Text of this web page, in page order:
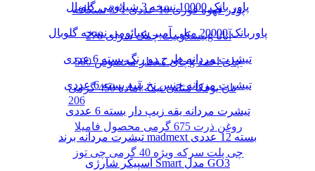
پودر قهوه فوری 10 عددی 1*3 نسکافه
بیسکوییت چمک سرای 276g آناتا
چای معطر مخصوص 500g چای احمد
نان یوفکا مثلثی نیمه آماده 450 گرمی
206
روغن ذرت 675 گرمی محصول فامیلا
چی پلت سرکه ویژه 40 گرمی چی توز
پاور بانک 10000 نسخه 3 شیائومی گلوبال
پاوربانک 20000 میلی آمپر شیائومی نسخه گلوبال
تیشرت مردانه طرح دو رنگ بسته 6 عددی
تیشرت مردانه جنس نخ پنبه بسته 6 عددی
تیشرت مردانه یقه زیپ دار بسته 6 عددی
تیشرت مردانه برند madmext بسته 12 عددی
اسپیکر شارژی Smart مدل GO3